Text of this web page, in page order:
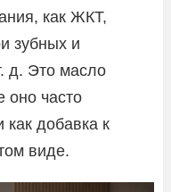
как ЖКТ,
зубных и
д. Это масло
оно часто
как добавка к
виде.